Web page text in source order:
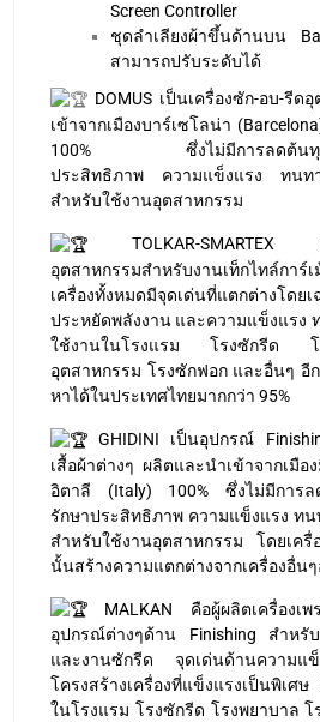
Screen Controller
ชุดลำเลียงผ้าขึ้นด้านบน
สามารถปรับระดับได้
DOMUS เป็นเครื่องซัก-อบ-รี
เข้าจากเมืองบาร์เซโลน่า
100% ซึ่งไม่มีการลดต้นทุนกา
ประสิทธิภาพ ความแข็งแรง ทนท
สำหรับใช้งานอุตสาหกรรม
TOLKAR-SMARTEX​ คื
อุตสาหกรรมสำหรับงานเท็กไทล์กา
เครื่องทั้งหมดมีจุดเด่นที่แตกต่างโดย
ประหยัดพลังงาน และความแข็งแรง
ใช้งานในโรงแรม โรงซักรีด
อุตสาหกรรม โรงซักฟอก และอื่นๆ อี
หาได้ในประเทศไทยมากกว่า 95%
GHIDINI เป็นอุปกรณ์
เสื้อผ้าต่างๆ ผลิตและนำเข้าจากเมื
อิตาลี (Italy) 100% ซึ่งไม่มีการล
รักษาประสิทธิภาพ ความแข็งแรง ท
สำหรับใช้งานอุตสาหกรรม โดยเครื่
นั้นสร้างความแตกต่างจากเครื่องอื่น
MALKAN คือผู้ผลิตเครื่องเ
อุปกรณ์ต่างๆด้าน Finishing สำหรับ
และงานซักรีด จุดเด่นด้านความ
โครงสร้างเครื่องที่แข็งแรงเป็นพิเศ
ในโรงแรม โรงซักรีด โรงพยาบาล โ